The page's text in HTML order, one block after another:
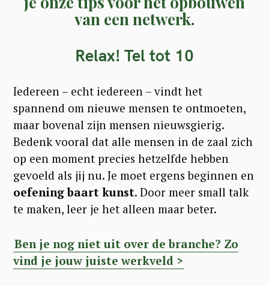
van een netwerk.
Relax! Tel tot 10
Iedereen – echt iedereen – vindt het
spannend om nieuwe mensen te ontmoeten,
maar bovenal zijn mensen nieuwsgierig.
Bedenk vooral dat alle mensen in de zaal zich
op een moment precies hetzelfde hebben
gevoeld als jij nu. Je moet ergens beginnen en
oefening baart kunst. Door meer small talk
te maken, leer je het alleen maar beter.
Ben je nog niet uit over de branche? Zo
vind je jouw juiste werkveld >